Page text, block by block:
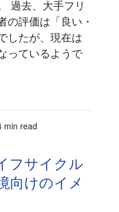
過去、大手フリ
の評価は「良い・
したが、現在は
っているようで
min read
フサイクル
向けのイメ